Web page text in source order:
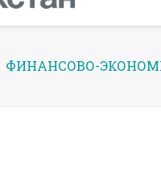
ФИНАНСОВО-